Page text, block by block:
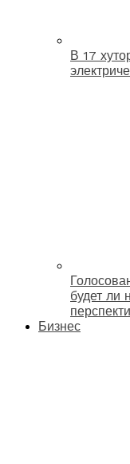
В 17
будет ли
Бизнес